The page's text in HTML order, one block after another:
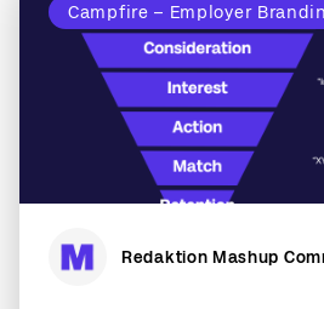
Campfire – Employer
Redaktion Mashup